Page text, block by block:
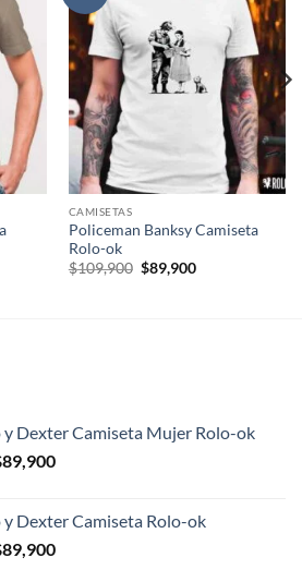
CAMISETAS
Policeman Banksy Camiseta
Rolo-ok
$109,900 El
precio
$89,900El
y Dexter Camiseta Mujer Rolo-ok
89,900El
es:
$89,900.
Dexter Camiseta Rolo-ok
89,900El